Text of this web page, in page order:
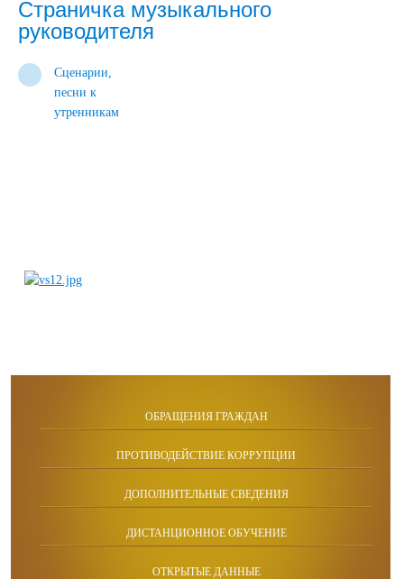
Страничка музыкального
руководителя
Сценарии,
песни к
утренникам
ОБРАЩЕНИЯ ГРАЖДАН
ПРОТИВОДЕЙСТВИЕ КОРРУПЦИИ
ДОПОЛНИТЕЛЬНЫЕ СВЕДЕНИЯ
ДИСТАНЦИОННОЕ ОБУЧЕНИЕ
ОТКРЫТЫЕ ДАННЫЕ